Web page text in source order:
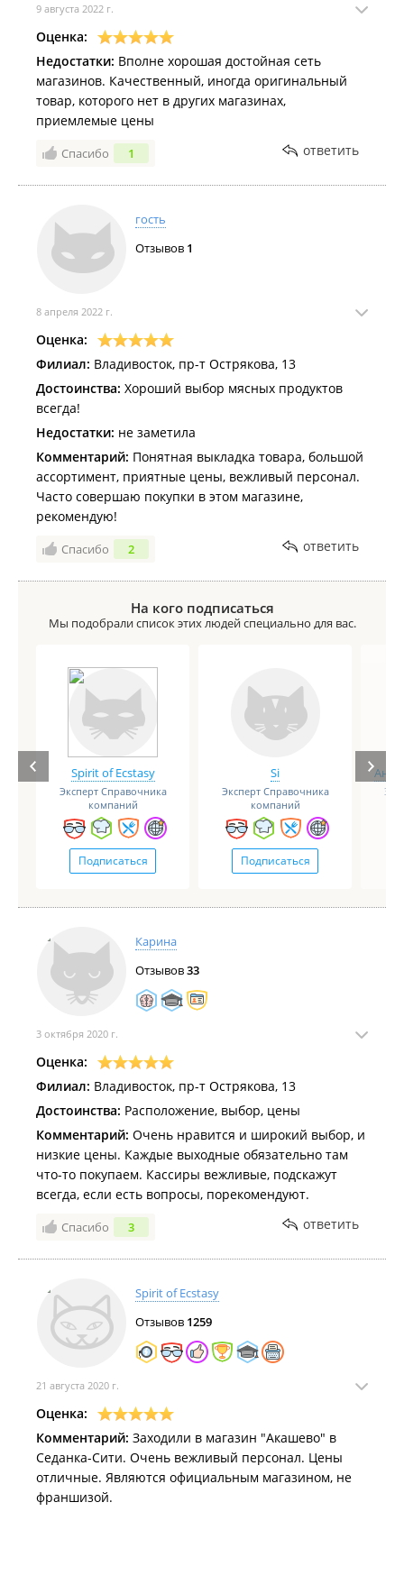
9 августа 2022 г.
Оценка:
Недостатки: Вполне хорошая достойная сеть
магазинов. Качественный, иногда оригинальный
товар, которого нет в других магазинах,
приемлемые цены
Спасибо 1 ответить
гость
Отзывов 1
8 апреля 2022 г.
Оценка:
Филиал: Владивосток, пр-т Острякова, 13
Достоинства: Хороший выбор мясных продуктов
всегда!
Недостатки: не заметила
Комментарий: Понятная выкладка товара, большой
ассортимент, приятные цены, вежливый персонал.
Часто совершаю покупки в этом магазине,
рекомендую!
Спасибо 2 ответить
На кого подписаться
Мы подобрали список этих людей специально для вас.
Spirit of Ecstasy
Эксперт Справочника
компаний
Подписаться
Si
Эксперт Справочника
компаний
Подписаться
Карина
Отзывов33
3 октября 2020 г.
Оценка:
Филиал: Владивосток, пр-т Острякова, 13
Достоинства: Расположение, выбор, цены
Комментарий: Очень нравится и широкий выбор, и
низкие цены. Каждые выходные обязательно там
что-то покупаем. Кассиры вежливые, подскажут
всегда, если есть вопросы, порекомендуют.
Спасибо 3 ответить
Spirit of Ecstasy
Отзывов 1259
21 августа 2020 г.
Оценка:
Комментарий: Заходили в магазин "Акашево" в
Седанка-Сити. Очень вежливый персонал. Цены
отличные. Являются официальным магазином, не
франшизой.